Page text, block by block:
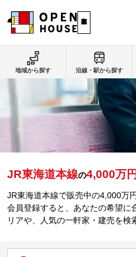
JR東海道本線の4,000万
JR東海道本線で販売中の4,000万
会員登録すると、あなたの希望に
リアや、人気の一軒家・建売を検
地域から探す 沿線・駅から探す